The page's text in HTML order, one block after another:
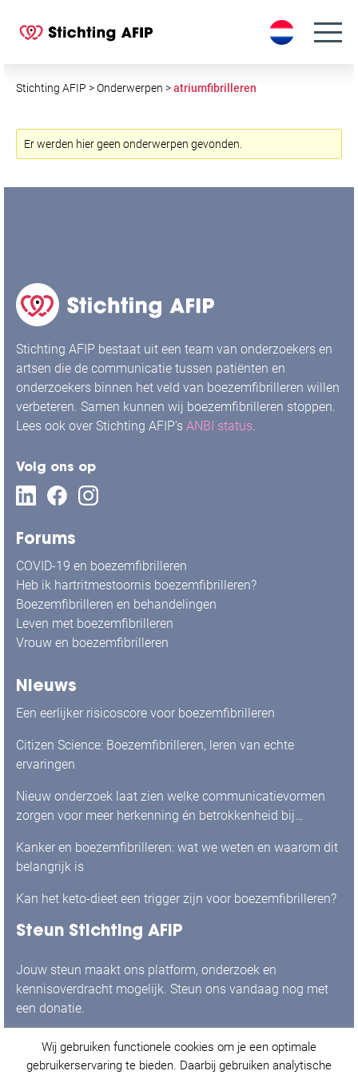
Stichting AFIP >Onderwerpen >atriumfibrilleren
Er werden hier geen onderwerpen gevonden.
Stichting AFIP bestaat uit een team van onderzoekers en
artsen die de communicatie tussen patiënten en
onderzoekers binnen het veld van boezemfibrilleren willen
verbeteren. Samen kunnen wij boezemfibrilleren stoppen.
Lees ook over Stichting AFIP's ANBI status.
Volg ons op
Forums
COVID-19 en boezemfibrilleren
Heb ik hartritmestoornis boezemfibrilleren?
Boezemfibrilleren en behandelingen
Leven met boezemfibrilleren
Vrouw en boezemfibrilleren
Nieuws
Een eerlijker risicoscore voor boezemfibrilleren
Citizen Science: Boezemfibrilleren, leren van echte
ervaringen
Nieuw onderzoek laat zien welke communicatievormen
zorgen voor meer herkenning én betrokkenheid bij
Kanker en boezemfibrilleren: wat we weten en waarom dit
belangrijk is
Kan het keto-dieet een trigger zijn voor boezemfibrilleren?
Steun Stichting AFIP
Jouw steun maakt ons platform, onderzoek en
kennisoverdracht mogelijk. Steun ons vandaag nog met
een donatie.
Ja, ik doneer graag!
Wij gebruiken functionele cookies om je een optimale
gebruikerservaring te bieden. Daarbij gebruiken analytische